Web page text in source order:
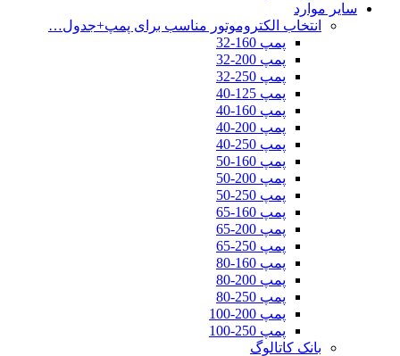
سایر موارد
انتخاب الکتروموتور مناسب برای پمپ+جدول…
پمپ 160-32
پمپ 200-32
پمپ 250-32
پمپ 125-40
پمپ 160-40
پمپ 200-40
پمپ 250-40
پمپ 160-50
پمپ 200-50
پمپ 250-50
پمپ 160-65
پمپ 200-65
پمپ 250-65
پمپ 160-80
پمپ 200-80
پمپ 250-80
پمپ 200-100
پمپ 250-100
بانک کاتالوگ